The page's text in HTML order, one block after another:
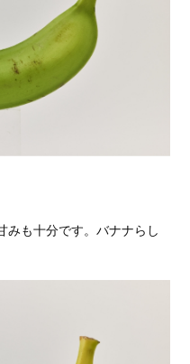
みも十分です。バナナらし